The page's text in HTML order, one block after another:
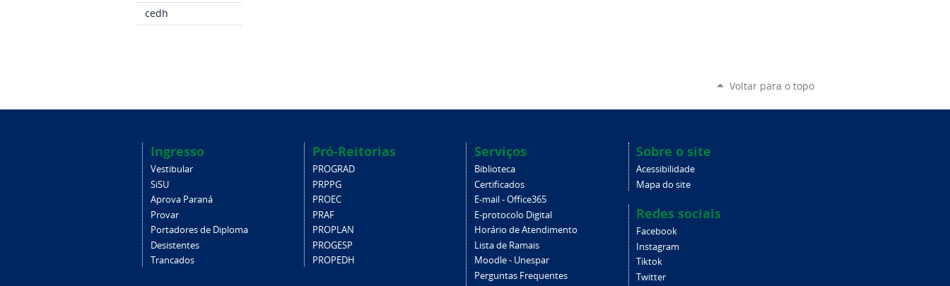
cedh
Voltar para o topo
Ingresso
Vestibular
SiSU
Aprova Paraná
Provar
Portadores de Diploma
Desistentes
Trancados
Pró-Reitorias
PROGRAD
PRPPG
PROEC
PRAF
PROPLAN
PROGESP
PROPEDH
Serviços
Biblioteca
Certificados
E-mail - Office365
E-protocolo Digital
Horário de Atendimento
Lista de Ramais
Moodle - Unespar
Perguntas Frequentes
Sobre o site
Acessibilidade
Mapa do site
Redes sociais
Facebook
Instagram
Tiktok
Twitter